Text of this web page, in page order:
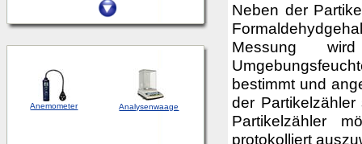
Anemometer Analysenwaage
Neben der
Messung
bestimmt und
der
Partikelzähler
protokolliert